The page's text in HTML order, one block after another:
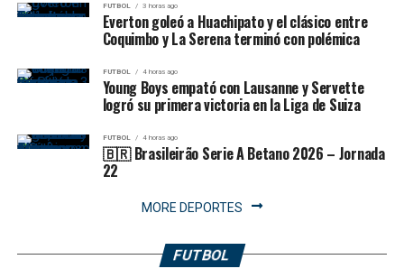
FUTBOL 3 horas ago
Everton goleó a Huachipato y el clásico entre
Coquimbo y La Serena terminó con polémica
FUTBOL 4 horas ago
Young Boys empató con Lausanne y Servette
logró su primera victoria en la Liga de Suiza
FUTBOL 4 horas ago
🇧🇷 Brasileirão Serie A Betano 2026 – Jornada
22
MORE DEPORTES
FUTBOL